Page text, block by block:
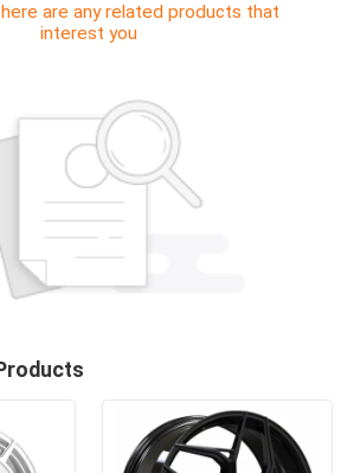
are any related products that
interest you